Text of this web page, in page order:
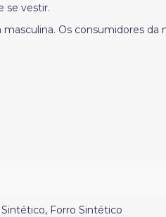
se vestir.
Os consumidores
Sintético, Forro Sintético